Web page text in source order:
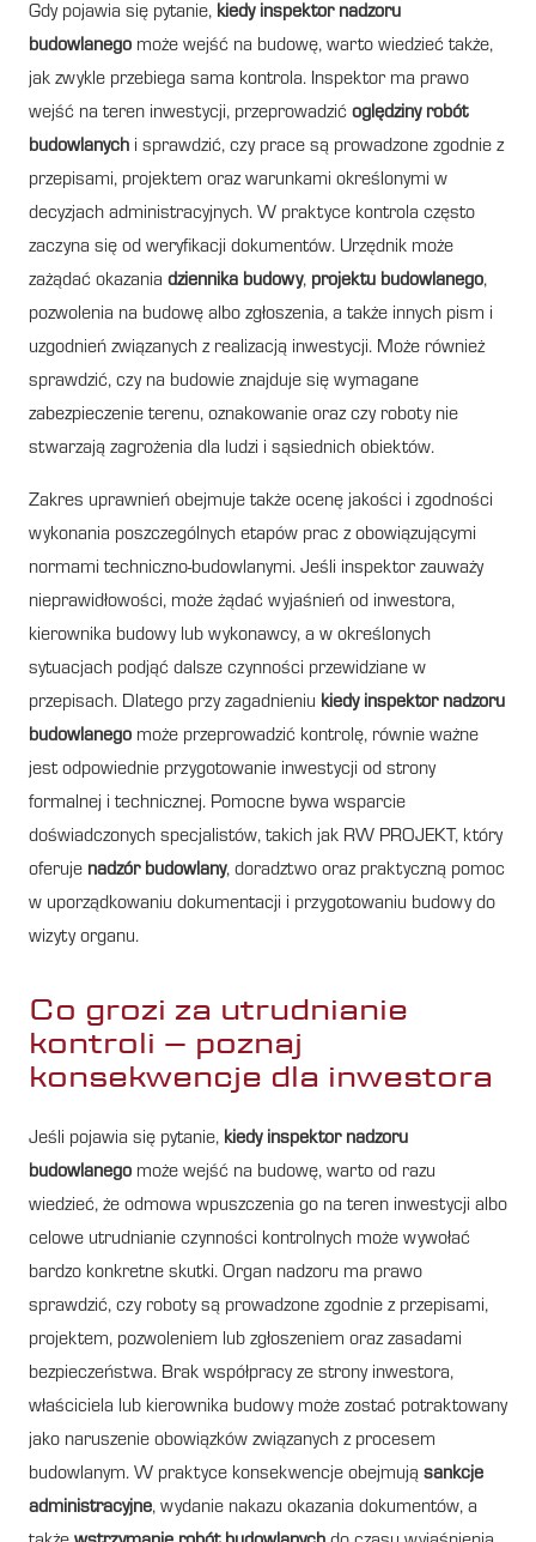
Gdy pojawia się pytanie, kiedy inspektor nadzoru
budowlanego może wejść na budowę, warto wiedzieć także,
jak zwykle przebiega sama kontrola. Inspektor ma prawo
wejść na teren inwestycji, przeprowadzić oględziny robót
budowlanych i sprawdzić, czy prace są prowadzone zgodnie z
przepisami, projektem oraz warunkami określonymi w
decyzjach administracyjnych. W praktyce kontrola często
zaczyna się od weryfikacji dokumentów. Urzędnik może
zażądać okazania dziennika budowy, projektu budowlanego,
pozwolenia na budowę albo zgłoszenia, a także innych pism i
uzgodnień związanych z realizacją inwestycji. Może również
sprawdzić, czy na budowie znajduje się wymagane
zabezpieczenie terenu, oznakowanie oraz czy roboty nie
stwarzają zagrożenia dla ludzi i sąsiednich obiektów.
Zakres uprawnień obejmuje także ocenę jakości i zgodności
wykonania poszczególnych etapów prac z obowiązującymi
normami techniczno-budowlanymi. Jeśli inspektor zauważy
nieprawidłowości, może żądać wyjaśnień od inwestora,
kierownika budowy lub wykonawcy, a w określonych
sytuacjach podjąć dalsze czynności przewidziane w
przepisach. Dlatego przy zagadnieniu kiedy inspektor nadzoru
budowlanego może przeprowadzić kontrolę, równie ważne
jest odpowiednie przygotowanie inwestycji od strony
formalnej i technicznej. Pomocne bywa wsparcie
doświadczonych specjalistów, takich jak RW PROJEKT, który
oferuje nadzór budowlany, doradztwo oraz praktyczną pomoc
w uporządkowaniu dokumentacji i przygotowaniu budowy do
wizyty organu.
Co grozi za utrudnianie
kontroli – poznaj
konsekwencje dla inwestora
Jeśli pojawia się pytanie, kiedy inspektor nadzoru
budowlanego może wejść na budowę, warto od razu
wiedzieć, że odmowa wpuszczenia go na teren inwestycji albo
celowe utrudnianie czynności kontrolnych może wywołać
bardzo konkretne skutki. Organ nadzoru ma prawo
sprawdzić, czy roboty są prowadzone zgodnie z przepisami,
projektem, pozwoleniem lub zgłoszeniem oraz zasadami
bezpieczeństwa. Brak współpracy ze strony inwestora,
właściciela lub kierownika budowy może zostać potraktowany
jako naruszenie obowiązków związanych z procesem
budowlanym. W praktyce konsekwencje obejmują sankcje
administracyjne, wydanie nakazu okazania dokumentów, a